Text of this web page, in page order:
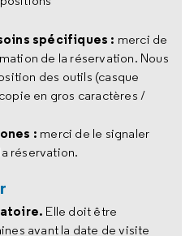
spécifiques : merci de
de la réservation. Nous
des outils (casque
en gros caractères /
: merci de le signaler
réservation.
Elle doit être
avant la date de visite